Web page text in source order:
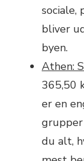
sociale,
bliver
byen.
Athen:
365,50
er en
du alt,